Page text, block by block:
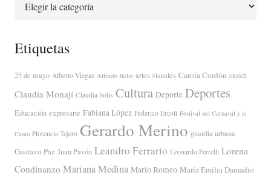
Etiquetas
25 de mayo Alberto Viegas Alfredo Beliz artes visuales Carola Cordón cicech
Claudia Monají Claudia Solis Cultura Deporte Deportes
Educación expresarte Fabiana López Federico Ercoli Festival del Carnaval y el
Canto Florencia Tejero Gerardo Merino guardia urbana
Gustavo Paz Juan Pavón Leandro Ferrario Leonardo Ferrelli Lorena
Condinanzo Mariana Medina Mario Romeo María Emilia Damadio